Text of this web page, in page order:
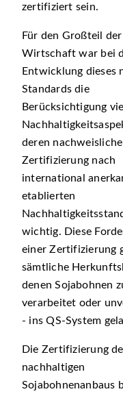
zertifiziert sein.
Für den Großteil der
Wirtschaft war bei
Entwicklung dieses
Standards die
Berücksichtigung
deren nachweisliche
Zertifizierung nach
international
etablierten
wichtig. Diese
einer Zertifizierung
sämtliche
denen Sojabohnen
verarbeitet oder
- ins QS-System
Die Zertifizierung
nachhaltigen
Sojabohnenanbaus